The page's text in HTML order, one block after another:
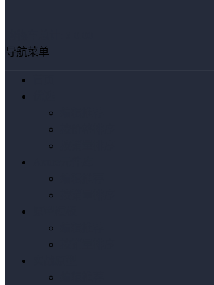
导航菜单